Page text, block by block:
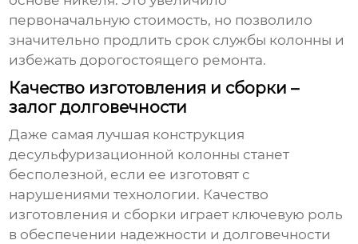
первоначальную стоимость, но позволило
значительно продлить срок службы колонны и
избежать дорогостоящего ремонта.
Качество изготовления и сборки –
залог долговечности
Даже самая лучшая конструкция
десульфуризационной колонны станет
бесполезной, если ее изготовят с
нарушениями технологии. Качество
изготовления и сборки играет ключевую роль
в обеспечении надежности и долговечности